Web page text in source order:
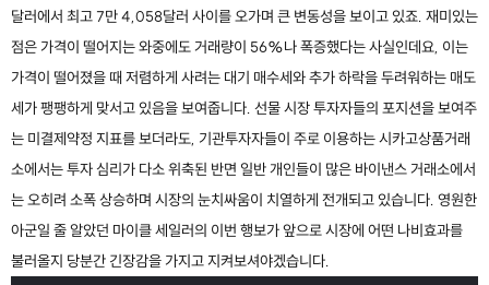
달러에서 최고 7만 4,058달러 사이를 오가며 큰 변동성을 보이고 있죠. 재미있는
점은 가격이 떨어지는 와중에도 거래량이 56%나 폭증했다는 사실인데요, 이는
가격이 떨어졌을 때 저렴하게 사려는 대기 매수세와 추가 하락을 두려워하는 매도
세가 팽팽하게 맞서고 있음을 보여줍니다. 선물 시장 투자자들의 포지션을 보여주
는 미결제약정 지표를 보더라도, 기관투자자들이 주로 이용하는 시카고상품거래
소에서는 투자 심리가 다소 위축된 반면 일반 개인들이 많은 바이낸스 거래소에서
는 오히려 소폭 상승하며 시장의 눈치싸움이 치열하게 전개되고 있습니다. 영원한
아군일 줄 알았던 마이클 세일러의 이번 행보가 앞으로 시장에 어떤 나비효과를
불러올지 당분간 긴장감을 가지고 지켜보셔야겠습니다.